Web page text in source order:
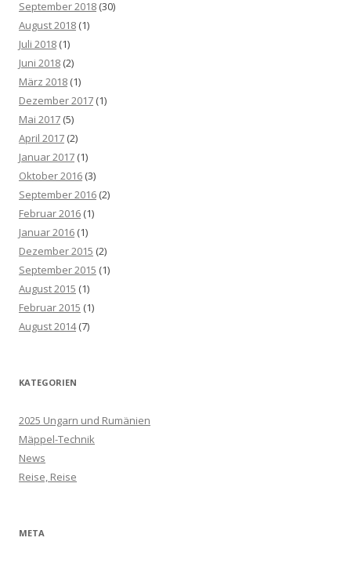
September 2018 (30)
August 2018 (1)
Juli 2018 (1)
Juni 2018 (2)
März 2018 (1)
Dezember 2017 (1)
Mai 2017 (5)
April 2017 (2)
Januar 2017 (1)
Oktober 2016 (3)
September 2016 (2)
Februar 2016 (1)
Januar 2016 (1)
Dezember 2015 (2)
September 2015 (1)
August 2015 (1)
Februar 2015 (1)
August 2014(7)
KATEGORIEN
2025 Ungarn und Rumänien
Mäppel-Technik
News
Reise, Reise
META